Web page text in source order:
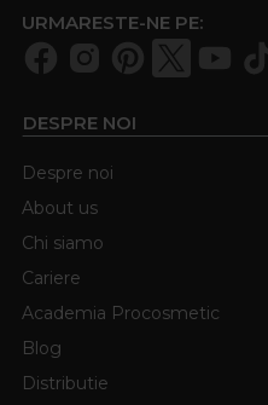
URMARESTE-NE PE:
DESPRE NOI
Despre noi
About us
Chi siamo
Cariere
Academia Procosmetic
Blog
Distributie